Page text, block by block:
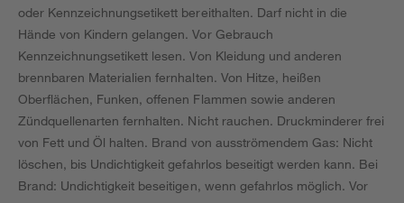
oder Kennzeichnungsetikett bereithalten. Darf nicht in die
Hände von Kindern gelangen. Vor Gebrauch
Kennzeichnungsetikett lesen. Von Kleidung und anderen
brennbaren Materialien fernhalten. Von Hitze, heißen
Oberflächen, Funken, offenen Flammen sowie anderen
Zündquellenarten fernhalten. Nicht rauchen. Druckminderer frei
von Fett und Öl halten. Brand von ausströmendem Gas: Nicht
löschen, bis Undichtigkeit gefahrlos beseitigt werden kann. Bei
Brand: Undichtigkeit beseitigen, wenn gefahrlos möglich. Vor